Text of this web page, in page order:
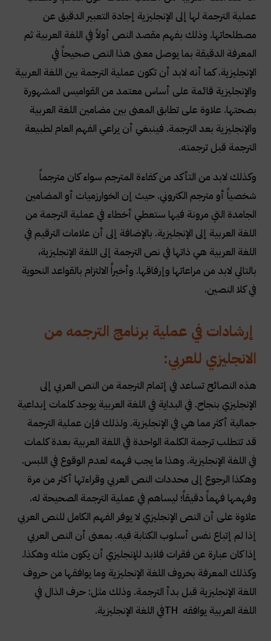
عملية الترجمة لها إلى الإنجليزية إجادة التعبير الدقيق عن
مصطلحاتها. وذلك بفهم مقصد النص أولاً في اللغة العربية ثم
المعرفة الدقيقة بما يوصل معنى هذا النص صحيحاً في
الإنجليزية. كما أنه لابد أن تكون عملية الترجمة بين اللغة العربية
والإنجليزية قائمة على أساس معتمد من القواميس المشهورة
بصحتها. علاوة على تطابق المعنى بين مضامين اللغة العربية
والإنجليزية بعد الترجمة. فينبغي أن يراعي الفهم العام لطبيعة
الترجمة قبل ترجمته.
وكذلك لابد من التأكد من كفاءة المترجم سواء كان مترجماً
شخصياً أو مترجم الكتروني. حيث إن الخوارزميات أو المضامين
الجامدة التي مرونة فيها ستعطي أخطاء في عملية الترجمة من
اللغة العربية إلى الإنجليزية. بالإضافة إلى أن علامات الترقيم في
اللغة العربية هي ذاتها في نص الترجمة إلى اللغة الإنجليزية،
بالتالي لابد من مراعاتها وإرفاقها. وأخيراً الالتزام بالقواعد النحوية
في كلا النصين.
إرشادات في عملية برنامج الترجمه من
الانجليزي للعربي:
هذه النصائح تساعد في إتمام الترجمة من النص العربي إلى
الإنجليزي بنجاح. في البداية في اللغة العربية يوجد كلمات إبداعية
جمالية أكثر مما هي في الإنجليزية. ولذلك فإن عملية الترجمة
قد تتطلب ترجمة الكلمة الواحدة في اللغة العربية بعدة كلمات
في اللغة الإنجليزية. وهذا ما يجب فهمه لعدم الوقوع في اللبس.
وهكذا الرجوع إلى محددات النص العربي وقراءتها أكثر من مرة
وفهمها فهماً دقيقاً؛ ليساهم في عملية الترجمة الصحيحة له.
علاوة على أن النص الإنجليزي لا يوفر الفهم الكامل للنص العربي
إذا لم إتباع نفس أسلوب الكتابة فيه. بمعنى أن النص العربي
إذا كان عبارة عن فقرات فلابد للإنجليزي أن يكون مثله وهكذا.
وكذلك المعرفة بحروف اللغة الإنجليزية وما يوافقها من حروف
اللغة الإنجليزية قبل بدأ الترجمة. وذلك مثل: حرف الذال في
اللغة العربية يوافقه THفي اللغة الإنجليزية.